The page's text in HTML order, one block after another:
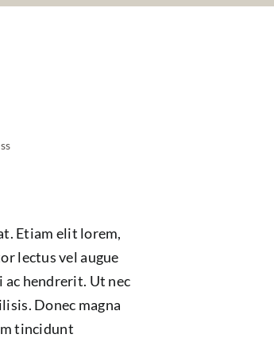
Etiam elit lorem,
lectus vel augue
ac hendrerit. Ut nec
Donec magna
tincidunt